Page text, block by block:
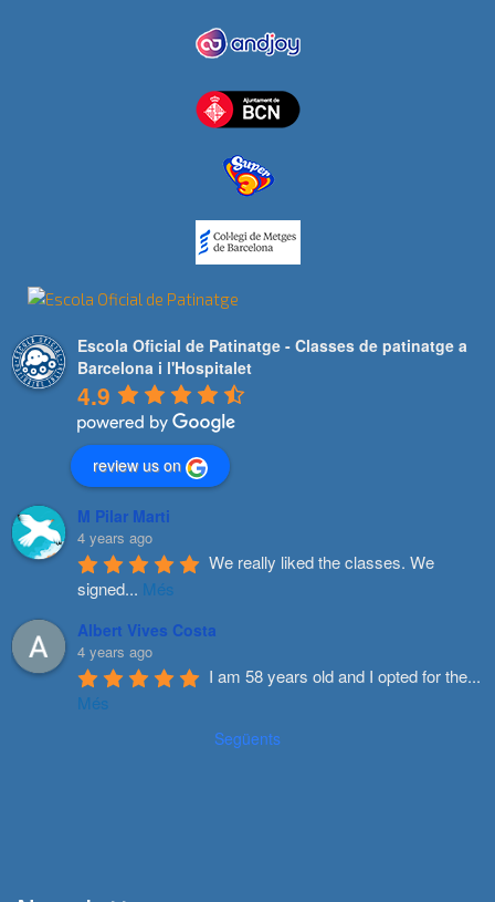
Escola Oficial de Patinatge - Classes de patinatge a
Barcelona i l'Hospitalet
4.9
review us on
M Pilar Marti
4 years ago
We really liked the classes. We
signed... Més
Albert Vives Costa
4 years ago
I am 58 years old and I opted for the...
Més
Següents